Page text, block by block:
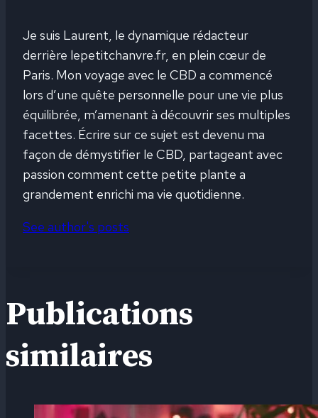
Je suis Laurent, le dynamique rédacteur
derrière lepetitchanvre.fr, en plein cœur de
Paris. Mon voyage avec le CBD a commencé
lors d’une quête personnelle pour une vie plus
équilibrée, m’amenant à découvrir ses multiples
facettes. Écrire sur ce sujet est devenu ma
façon de démystifier le CBD, partageant avec
passion comment cette petite plante a
grandement enrichi ma vie quotidienne.
See author's posts
Publications
similaires